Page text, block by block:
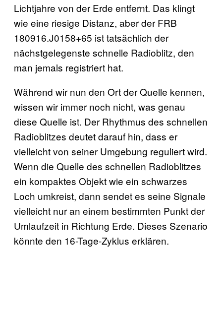
Lichtjahre von der Erde entfernt. Das klingt
wie eine riesige Distanz, aber der FRB
180916.J0158+65 ist tatsächlich der
nächstgelegenste schnelle Radioblitz, den
man jemals registriert hat.
Während wir nun den Ort der Quelle kennen,
wissen wir immer noch nicht, was genau
diese Quelle ist. Der Rhythmus des schnellen
Radioblitzes deutet darauf hin, dass er
vielleicht von seiner Umgebung reguliert wird.
Wenn die Quelle des schnellen Radioblitzes
ein kompaktes Objekt wie ein schwarzes
Loch umkreist, dann sendet es seine Signale
vielleicht nur an einem bestimmten Punkt der
Umlaufzeit in Richtung Erde. Dieses Szenario
könnte den 16-Tage-Zyklus erklären.